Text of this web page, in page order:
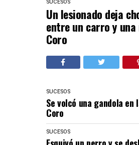
SUCESOS
Un lesionado deja
entre un carro y una
Coro
SUCESOS
Se volcó una gandola en
Coro
SUCESOS